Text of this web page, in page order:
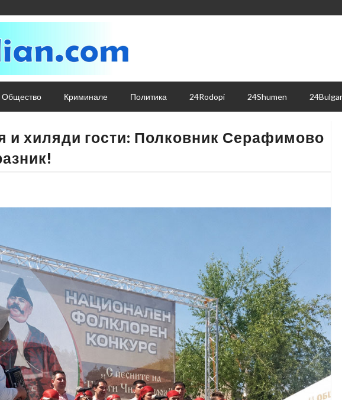
Общество Криминале Политика 24Rodopi 24Shumen
и хиляди гости: Полковник Серафимово